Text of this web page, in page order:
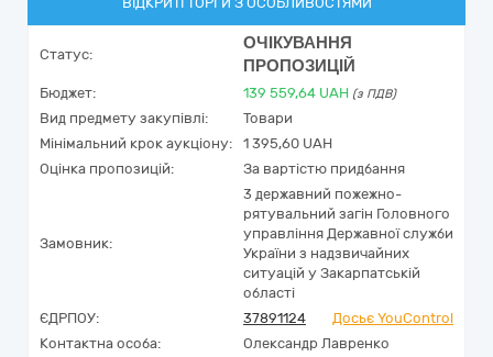
Статус:
ОЧІКУВАННЯ
ПРОПОЗИЦІЙ
Бюджет: 139 559,64 UAH (з ПДВ)
Вид предмету закупівлі:
Товари
Мінімальний крок аукціону:
1 395,60 UAH
Оцінка пропозицій:
За вартістю придбання
Замовник:
3 державний пожежно-
рятувальний загін Головного
управління Державної служби
України з надзвичайних
ситуацій у Закарпатській
області
ЄДРПОУ:
37891124
Досьє YouControl
Контактна особа:
Олександр Лавренко